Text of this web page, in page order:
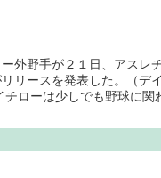
外野手が２１日、アスレ
リースを発表した。（
ローは少しでも野球に関